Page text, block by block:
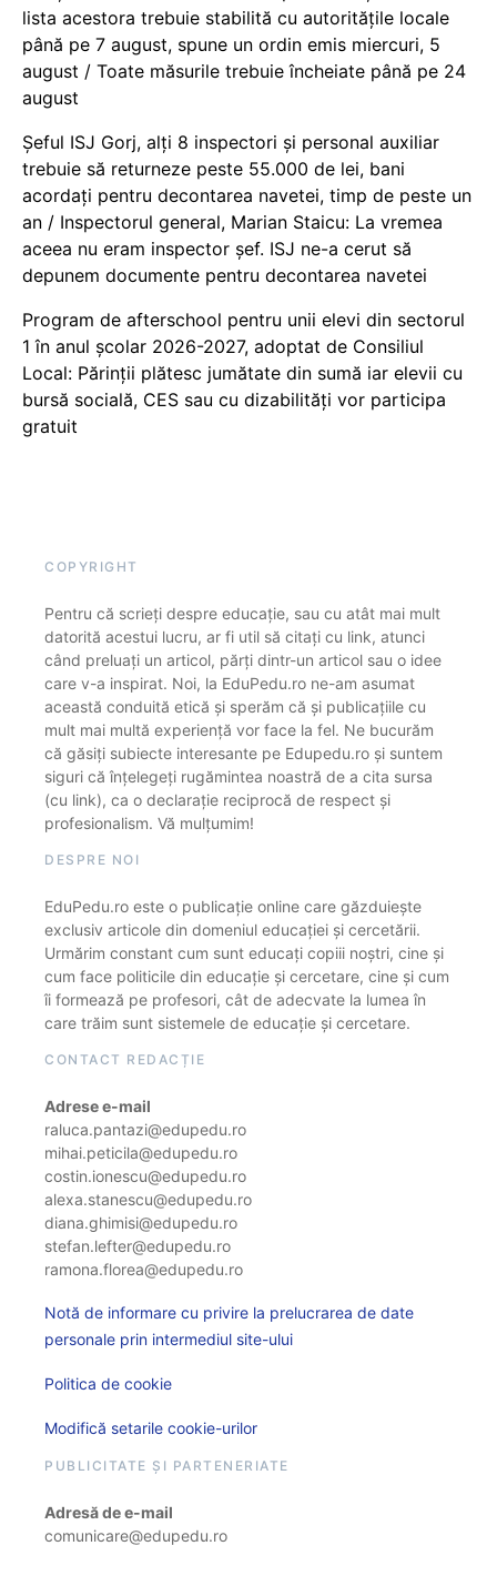
lista acestora trebuie stabilită cu autoritățile locale
până pe 7 august, spune un ordin emis miercuri, 5
august / Toate măsurile trebuie încheiate până pe 24
august
Șeful ISJ Gorj, alți 8 inspectori și personal auxiliar
trebuie să returneze peste 55.000 de lei, bani
acordați pentru decontarea navetei, timp de peste un
an / Inspectorul general, Marian Staicu: La vremea
aceea nu eram inspector șef. ISJ ne-a cerut să
depunem documente pentru decontarea navetei
Program de afterschool pentru unii elevi din sectorul
1 în anul școlar 2026-2027, adoptat de Consiliul
Local: Părinții plătesc jumătate din sumă iar elevii cu
bursă socială, CES sau cu dizabilităţi vor participa
gratuit
COPYRIGHT
Pentru că scrieți despre educație, sau cu atât mai mult
datorită acestui lucru, ar fi util să citați cu link, atunci
când preluați un articol, părți dintr-un articol sau o idee
care v-a inspirat. Noi, la EduPedu.ro ne-am asumat
această conduită etică și sperăm că și publicațiile cu
mult mai multă experiență vor face la fel. Ne bucurăm
că găsiți subiecte interesante pe Edupedu.ro și suntem
siguri că înțelegeți rugămintea noastră de a cita sursa
(cu link), ca o declarație reciprocă de respect și
profesionalism. Vă mulțumim!
DESPRE NOI
EduPedu.ro este o publicație online care găzduiește
exclusiv articole din domeniul educației și cercetării.
Urmărim constant cum sunt educați copiii noștri, cine și
cum face politicile din educație și cercetare, cine și cum
îi formează pe profesori, cât de adecvate la lumea în
care trăim sunt sistemele de educație și cercetare.
CONTACT REDACȚIE
Adrese e-mail
raluca.pantazi@edupedu.ro
mihai.peticila@edupedu.ro
costin.ionescu@edupedu.ro
alexa.stanescu@edupedu.ro
diana.ghimisi@edupedu.ro
stefan.lefter@edupedu.ro
ramona.florea@edupedu.ro
Notă de informare cu privire la prelucrarea de date
personale prin intermediul site-ului
Politica de cookie
Modifică setarile cookie-urilor
PUBLICITATE ȘI PARTENERIATE
Adresă de e-mail
comunicare@edupedu.ro